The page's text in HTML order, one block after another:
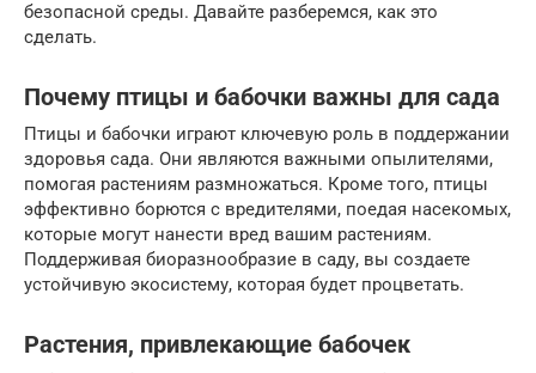
безопасной среды. Давайте разберемся, как это
сделать.
Почему птицы и бабочки важны для сада
Птицы и бабочки играют ключевую роль в поддержании
здоровья сада. Они являются важными опылителями,
помогая растениям размножаться. Кроме того, птицы
эффективно борются с вредителями, поедая насекомых,
которые могут нанести вред вашим растениям.
Поддерживая биоразнообразие в саду, вы создаете
устойчивую экосистему, которая будет процветать.
Растения, привлекающие бабочек